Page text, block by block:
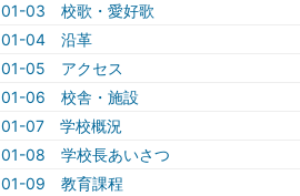
01-03 校歌・愛好歌
01-04 沿革
01-05 アクセス
01-06 校舎・施設
01-07 学校概況
01-08 学校長あいさつ
01-09 教育課程